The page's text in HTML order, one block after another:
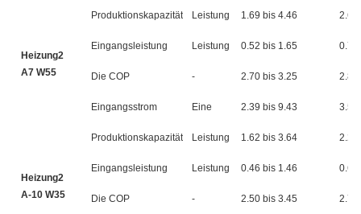
Heizung2
A7 W55
Produktionskapazität Leistung 1.69 bis 4.46 2.64
Eingangsleistung Leistung 0.52 bis 1.65 0.77
Die COP - 2.70 bis 3.25 2.89
Eingangsstrom Eine 2.39 bis 9.43 3.54
Heizung2
A-10 W35
Produktionskapazität Leistung 1.62 bis 3.64 2.21
Eingangsleistung Leistung 0.46 bis 1.46 0.60
Die COP - 2.50 bis 3.45 2.70